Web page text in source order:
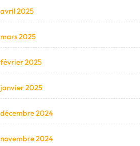
avril 2025
mars 2025
février 2025
janvier 2025
décembre 2024
novembre 2024